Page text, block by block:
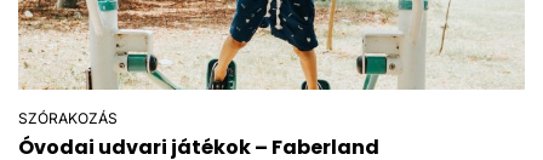
POSTED
IN
SZÓRAKOZÁS
Óvodai udvari játékok – Faberland